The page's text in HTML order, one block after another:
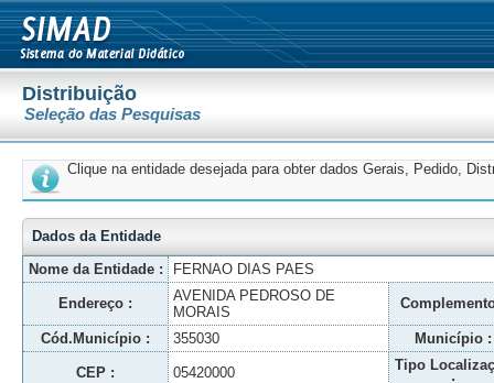
Distribuição
Seleção das Pesquisas
Clique na entidade desejada para obter dados Gerais, Pedido,
Dados da Entidade
Nome da Entidade :
FERNAO DIAS PAES
Endereço :
AVENIDA PEDROSO DE
MORAIS
Cód.Município : 355030 Município :
CEP : 05420000
Tipo